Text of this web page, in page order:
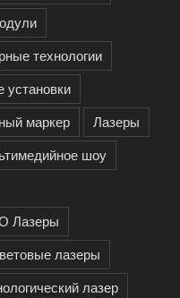
технологии
установки
маркер
Лазеры
шоу
Лазеры
лазеры
лазер